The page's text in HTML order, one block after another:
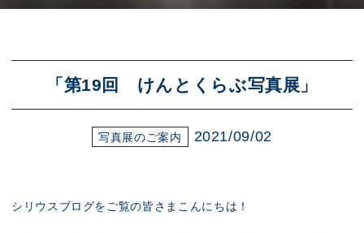
「第19回 けんとくらぶ写真展」
写真展のご案内 2021/09/02
シリウスブログをご覧の皆さまこんにちは！
アクセス